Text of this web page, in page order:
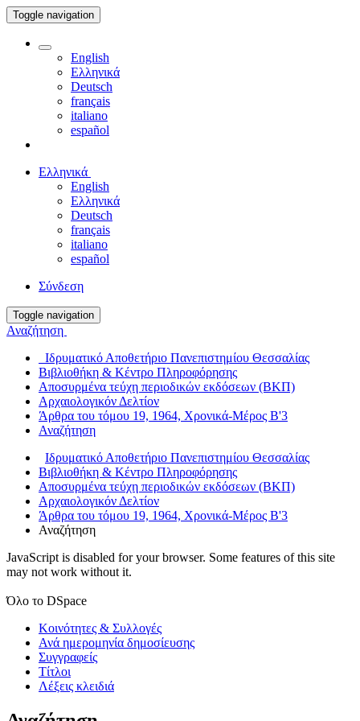
Toggle navigation
English
Ελληνικά
Deutsch
français
italiano
español
Ελληνικά
English
Ελληνικά
Deutsch
français
italiano
español
Σύνδεση
Toggle navigation
Αναζήτηση
Ιδρυματικό Αποθετήριο Πανεπιστημίου Θεσσαλίας
Βιβλιοθήκη & Κέντρο Πληροφόρησης
Αποσυρμένα τεύχη περιοδικών εκδόσεων (ΒΚΠ)
Αρχαιολογικόν Δελτίον
Άρθρα του τόμου 19, 1964, Χρονικά-Μέρος Β'3
Αναζήτηση
Ιδρυματικό Αποθετήριο Πανεπιστημίου Θεσσαλίας
Βιβλιοθήκη & Κέντρο Πληροφόρησης
Αποσυρμένα τεύχη περιοδικών εκδόσεων (ΒΚΠ)
Αρχαιολογικόν Δελτίον
Άρθρα του τόμου 19, 1964, Χρονικά-Μέρος Β'3
Αναζήτηση
JavaScript is disabled for your browser. Some features of this site
may not work without it.
Όλο το DSpace
Κοινότητες & Συλλογές
Ανά ημερομηνία δημοσίευσης
Συγγραφείς
Τίτλοι
Λέξεις κλειδιά